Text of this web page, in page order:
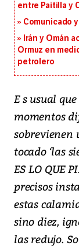
entre Paitilla y
Comunicado
Irán y Omán
Ormuz en
petrolero
E s usual
momentos
sobrevienen
tocado ‘las
ES LO QUE
precisos
estas
sino diez,
las redujo.